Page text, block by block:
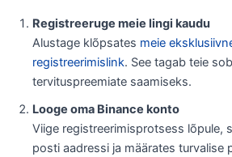
Registreeruge meie lingi kaudu
Alustage klõpsates meie
registreerimislink. See tagab teie
tervituspreemiate saamiseks.
Looge oma Binance konto
Viige registreerimisprotsess lõpule,
posti aadressi ja määrates turvalise